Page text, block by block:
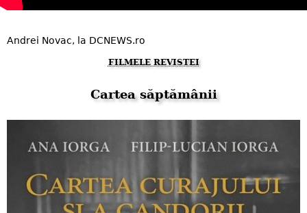
Andrei Novac, la DCNEWS.ro
FILMELE REVISTEI
Cartea săptămânii